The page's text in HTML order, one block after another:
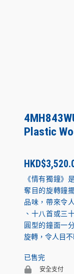
Plastic
HKD$
《情有獨鐘》
奪目的旋轉鐘
品味，帶來令
、十八首或三
圓型的鐘面一
旋轉，令人目
已售完
安全支付